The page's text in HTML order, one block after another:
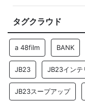
タグクラウド
a 48film BANK
JB23 JB23インテ
JB23スープアップ